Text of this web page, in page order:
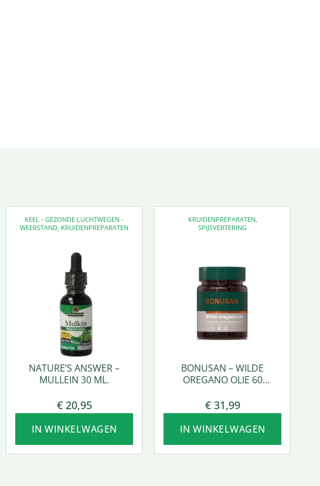
KEEL - GEZONDE LUCHTWEGEN -
WEERSTAND KRUIDENPREPARATEN
NATURE’S ANSWER –
MULLEIN 30 ML.
€20,95
IN WINKELWAGEN
KRUIDENPREPARATEN,
SPIJSVERTERING
BONUSAN – WILDE
OREGANO OLIE 60
€31,99
IN WINKELWAGEN